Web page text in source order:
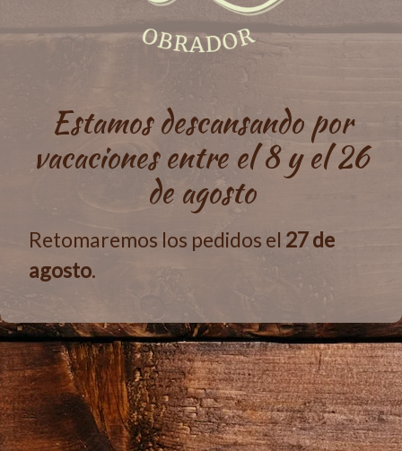
Estamos descansando por
vacaciones entre el 8 y el 26
de agosto
Retomaremos los pedidos el 27 de
agosto.